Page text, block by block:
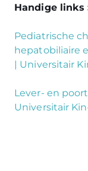
Handige links
Pediatrische
hepatobiliaire
| Universitair
Lever- en
Universitair